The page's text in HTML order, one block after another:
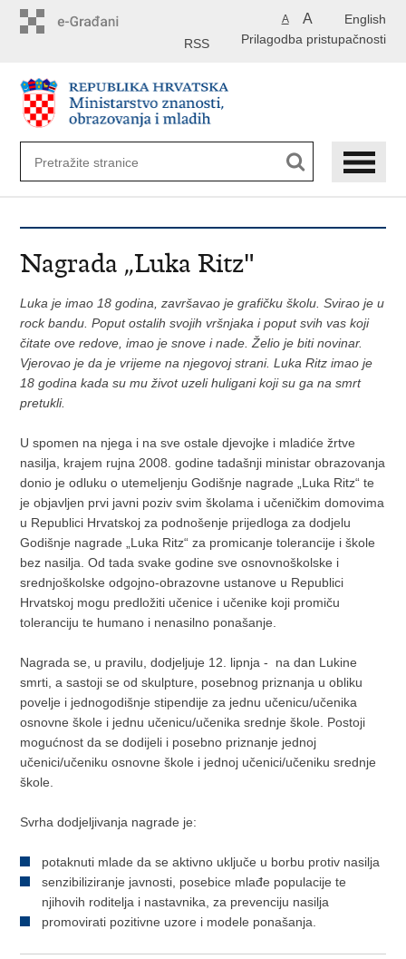
English
A A
Prilagodba pristupačnosti
RSS
Nagrada „Luka Ritz"
Luka je imao 18 godina, završavao je grafičku školu. Svirao je u
rock bandu. Poput ostalih svojih vršnjaka i poput svih vas koji
čitate ove redove, imao je snove i nade. Želio je biti novinar.
Vjerovao je da je vrijeme na njegovoj strani. Luka Ritz imao je
18 godina kada su mu život uzeli huligani koji su ga na smrt
pretukli.
U spomen na njega i na sve ostale djevojke i mladiće žrtve
nasilja, krajem rujna 2008. godine tadašnji ministar obrazovanja
donio je odluku o utemeljenju Godišnje nagrade „Luka Ritz“ te
je objavljen prvi javni poziv svim školama i učeničkim domovima
u Republici Hrvatskoj za podnošenje prijedloga za dodjelu
Godišnje nagrade „Luka Ritz“ za promicanje tolerancije i škole
bez nasilja. Od tada svake godine sve osnovnoškolske i
srednjoškolske odgojno-obrazovne ustanove u Republici
Hrvatskoj mogu predložiti učenice i učenike koji promiču
toleranciju te humano i nenasilno ponašanje.
Nagrada se, u pravilu, dodjeljuje 12. lipnja - na dan Lukine
smrti, a sastoji se od skulpture, posebnog priznanja u obliku
povelje i jednogodišnje stipendije za jednu učenicu/učenika
osnovne škole i jednu učenicu/učenika srednje škole. Postoji
mogućnost da se dodijeli i posebno priznanje jednoj
učenici/učeniku osnovne škole i jednoj učenici/učeniku srednje
škole.
Svrha dodjeljivanja nagrade je:
potaknuti mlade da se aktivno uključe u borbu protiv nasilja
senzibiliziranje javnosti, posebice mlađe populacije te
njihovih roditelja i nastavnika, za prevenciju nasilja
promovirati pozitivne uzore i modele ponašanja.